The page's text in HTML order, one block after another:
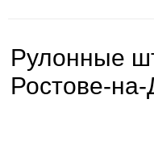
Рулонные
Ростове-